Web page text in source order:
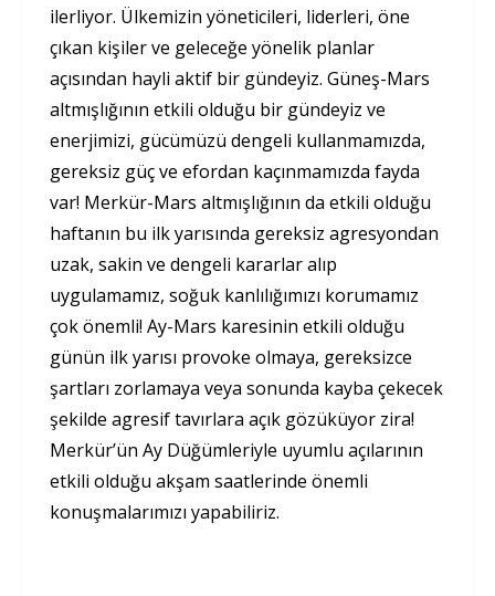
ilerliyor. Ülkemizin yöneticileri, liderleri, öne
çıkan kişiler ve geleceğe yönelik planlar
açısından hayli aktif bir gündeyiz. Güneş-Mars
altmışlığının etkili olduğu bir gündeyiz ve
enerjimizi, gücümüzü dengeli kullanmamızda,
gereksiz güç ve efordan kaçınmamızda fayda
var! Merkür-Mars altmışlığının da etkili olduğu
haftanın bu ilk yarısında gereksiz agresyondan
uzak, sakin ve dengeli kararlar alıp
uygulamamız, soğuk kanlılığımızı korumamız
çok önemli! Ay-Mars karesinin etkili olduğu
günün ilk yarısı provoke olmaya, gereksizce
şartları zorlamaya veya sonunda kayba çekecek
şekilde agresif tavırlara açık gözüküyor zira!
Merkür’ün Ay Düğümleriyle uyumlu açılarının
etkili olduğu akşam saatlerinde önemli
konuşmalarımızı yapabiliriz.